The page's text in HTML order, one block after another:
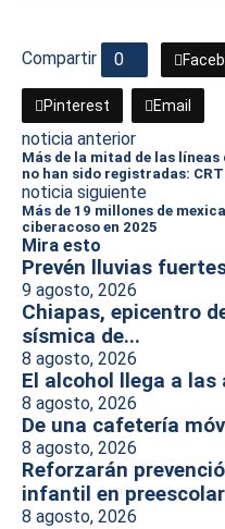
Compartir 0
Pinterest Email
noticia anterior
Más de la mitad de las
no han sido registradas: CRT
noticia siguiente
Más de 19 millones de
ciberacoso en 2025
Mira esto
Prevén lluvias
9 agosto, 2026
Chiapas, epicentro
sísmica de...
8 agosto, 2026
El alcohol llega a las
8 agosto, 2026
De una cafetería
8 agosto, 2026
Reforzarán
infantil en
8 agosto, 2026